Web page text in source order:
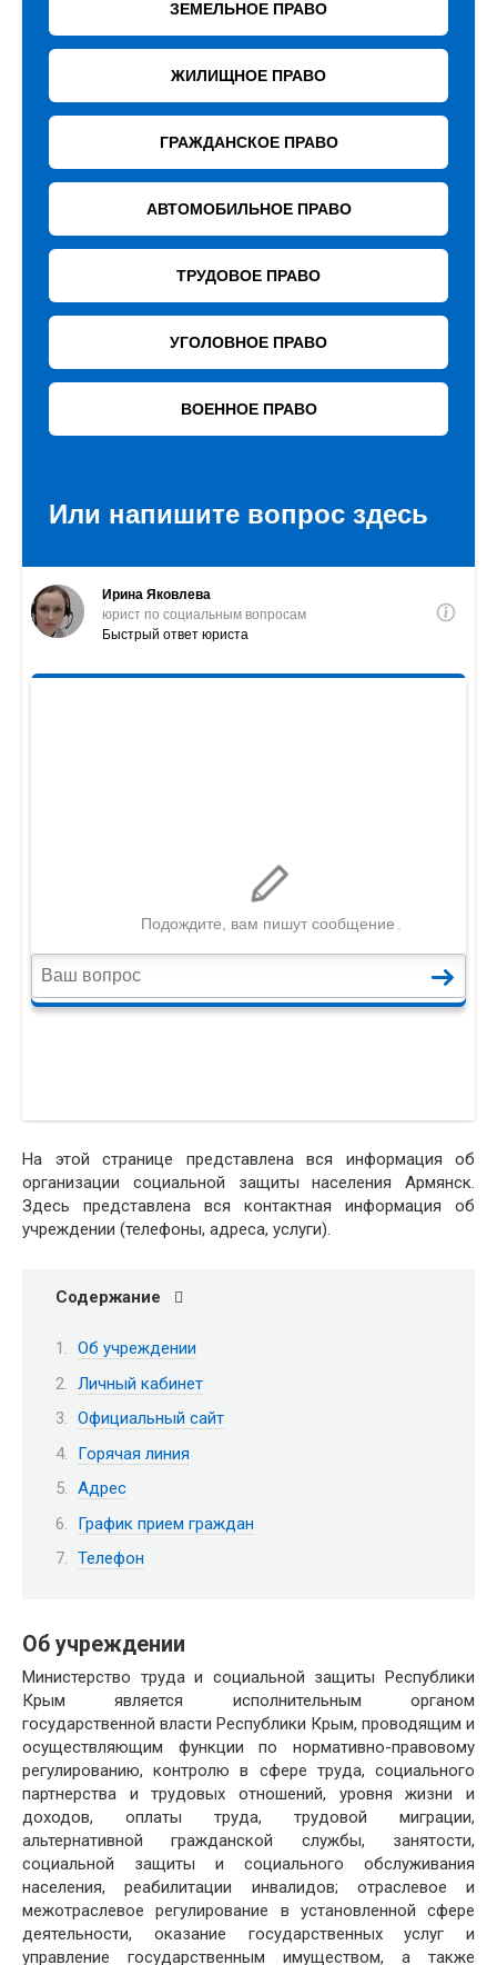
На этой странице представлена вся информация об
организации социальной защиты населения Армянск.
Здесь представлена вся контактная информация об
учреждении (телефоны, адреса, услуги).
Содержание
Об учреждении
Личный кабинет
Официальный сайт
Горячая линия
Адрес
График прием граждан
Телефон
Об учреждении
Министерство труда и социальной защиты Республики
Крым является исполнительным органом
государственной власти Республики Крым, проводящим и
осуществляющим функции по нормативно-правовому
регулированию, контролю в сфере труда, социального
партнерства и трудовых отношений, уровня жизни и
доходов, оплаты труда, трудовой миграции,
альтернативной гражданской службы, занятости,
социальной защиты и социального обслуживания
населения, реабилитации инвалидов; отраслевое и
межотраслевое регулирование в установленной сфере
деятельности, оказание государственных услуг и
управление государственным имуществом, а также